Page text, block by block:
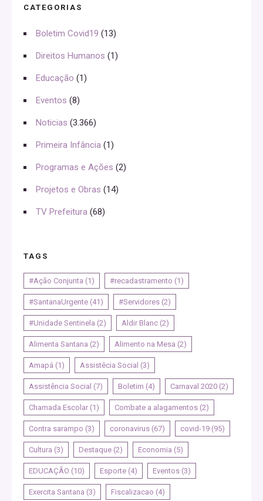
CATEGORIAS
Boletim Covid19 (13)
Direitos Humanos (1)
Educação (1)
Eventos (8)
Noticias (3.366)
Primeira Infância (1)
Programas e Ações (2)
Projetos e Obras (14)
TV Prefeitura (68)
TAGS
#Ação Conjunta (1) #recadastramento (1)
#SantanaUrgente (41) #Servidores (2)
#Unidade Sentinela (2) Aldir Blanc (2)
Alimenta Santana (2) Alimento na Mesa (2)
Amapá (1) Assistêcia Social (3)
Assistência Social (7) Boletim (4) Carnaval 2020 (2)
Chamada Escolar (1) Combate a alagamentos (2)
Contra sarampo (3) coronavirus (67) covid-19 (95)
Cultura (3) Destaque (2) Economia (5)
EDUCAÇÃO (10) Esporte (4) Eventos (3)
Exercita Santana (3) Fiscalizacao (4)